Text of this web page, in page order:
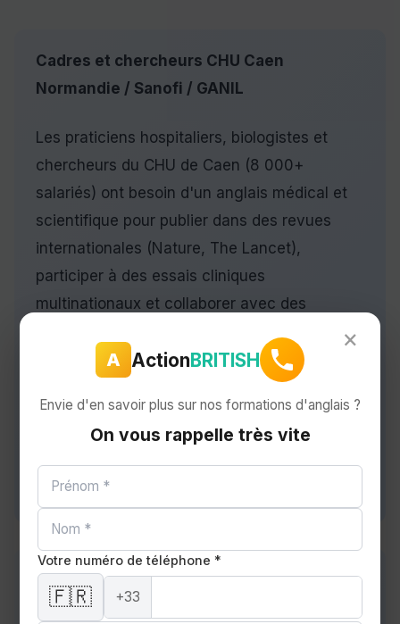
Cadres et chercheurs CHU Caen
Normandie / Sanofi / GANIL
Les praticiens hospitaliers, biologistes et
chercheurs du CHU de Caen (8 000+
salariés) ont besoin d'un anglais médical et
scientifique pour publier dans des revues
internationales (Nature, The Lancet),
participer à des essais cliniques
multinationaux et collaborer avec des
centres européens. Les équipes Sanofi Caen
travaillent au quotidien avec les équipes
mondiales du groupe. Le TOEIC est la
certification de référence pour valider un B2
certifié. OPCO Atlas finance ces parcours
pour les salariés du secteur pharma/R&D.
Ingénieurs NXP Semiconductors et
secteur numérique Caen-La-Mer Tech
×
A ActionBRITISH
Envie d'en savoir plus sur nos formations d'anglais ?
On vous rappelle très vite
Votre numéro de téléphone *
🇫🇷 +33